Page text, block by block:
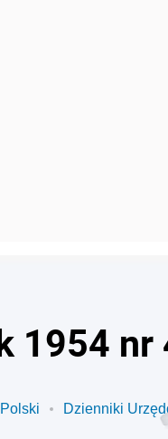
1954 nr
Dzienniki